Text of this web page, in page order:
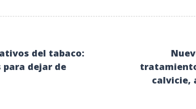
del tabaco:
para dejar de
calvicie,